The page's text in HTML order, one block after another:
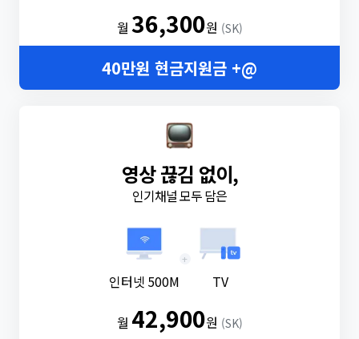
월36,300원 (SK)
40만원 현금지원금 +@
영상 끊김 없이,
인기채널 모두 담은
인터넷 500M
+
TV
월 42,900원 (SK)